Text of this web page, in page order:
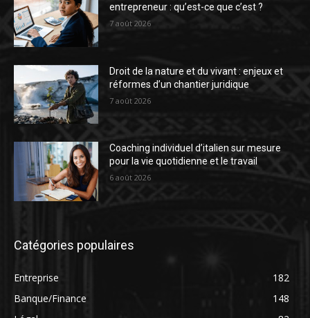
entrepreneur : qu’est-ce que c’est ?
7 août 2026
Droit de la nature et du vivant : enjeux et
réformes d’un chantier juridique
7 août 2026
Coaching individuel d’italien sur mesure
pour la vie quotidienne et le travail
6 août 2026
Catégories populaires
Entreprise
182
Banque/Finance
148